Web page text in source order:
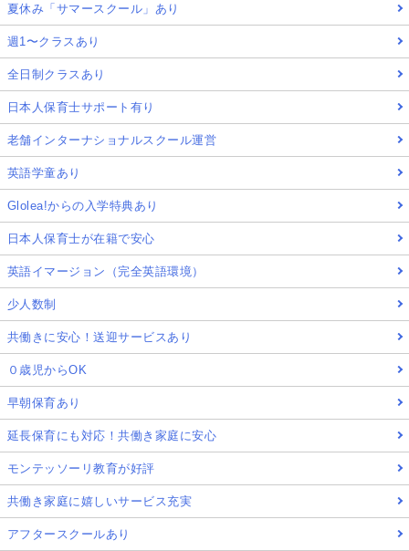
夏休み「サマースクール」あり
週1〜クラスあり
全日制クラスあり
日本人保育士サポート有り
老舗インターナショナルスクール運営
英語学童あり
Glolea!からの入学特典あり
日本人保育士が在籍で安心
英語イマージョン（完全英語環境）
少人数制
共働きに安心！送迎サービスあり
０歳児からOK
早朝保育あり
延長保育にも対応！共働き家庭に安心
モンテッソーリ教育が好評
共働き家庭に嬉しいサービス充実
アフタースクールあり